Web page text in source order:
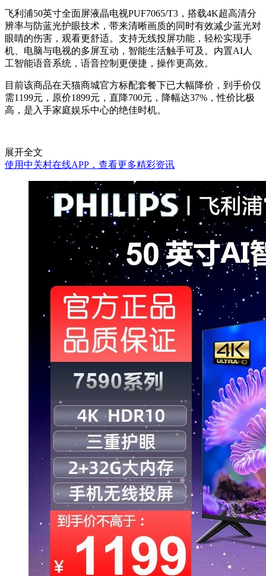
飞利浦50英寸全面屏液晶电视PUF7065/T3，搭载4K超高清分
辨率与防蓝光护眼技术，带来清晰画质的同时有效减少蓝光对
眼睛的伤害，观看更舒适。支持无线投屏功能，轻松实现手
机、电脑与电视的多屏互动，智能生活触手可及。内置AI人
工智能语音系统，语音控制更便捷，操作更高效。
目前该商品在天猫商城官方标配套餐下已大幅降价，到手价仅
需1199元，原价1899元，直降700元，降幅达37%，性价比极
高，是入手家庭娱乐中心的绝佳时机。
展开全文
使用中关村在线APP，查看更多精彩资讯